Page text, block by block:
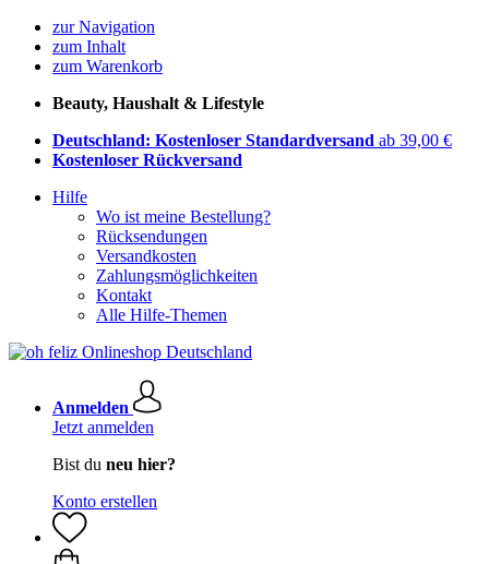
zur Navigation
zum Inhalt
zum Warenkorb
Beauty, Haushalt & Lifestyle
Deutschland: Kostenloser Standardversand ab 39,00 €
Kostenloser Rückversand
Hilfe
Wo ist meine Bestellung?
Rücksendungen
Versandkosten
Zahlungsmöglichkeiten
Kontakt
Alle Hilfe-Themen
Anmelden
Jetzt anmelden
Bist du neu hier?
Konto erstellen